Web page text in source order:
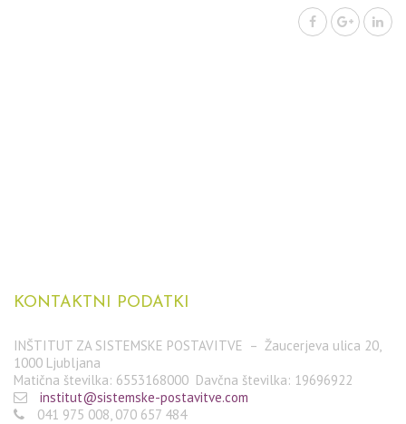
KONTAKTNI PODATKI
INŠTITUT ZA SISTEMSKE POSTAVITVE – Žaucerjeva ulica 20,
1000 Ljubljana
Matična številka: 6553168000 Davčna številka: 19696922
institut@sistemske-postavitve.com
041 975 008, 070 657 484